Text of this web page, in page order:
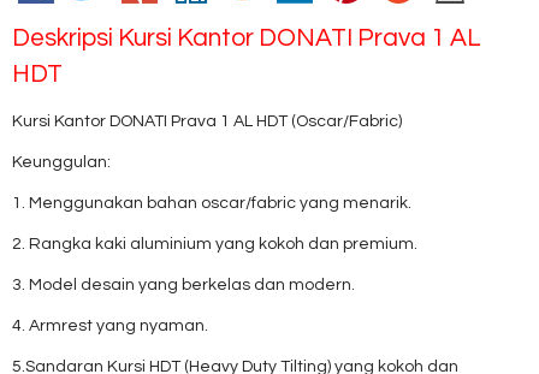
Deskripsi Kursi Kantor DONATI Prava 1 AL
HDT
Kursi Kantor DONATI Prava 1 AL HDT (Oscar/Fabric)
Keunggulan:
1. Menggunakan bahan oscar/fabric yang menarik.
2. Rangka kaki aluminium yang kokoh dan premium.
3. Model desain yang berkelas dan modern.
4. Armrest yang nyaman.
5.Sandaran Kursi HDT (Heavy Duty Tilting) yang kokoh dan